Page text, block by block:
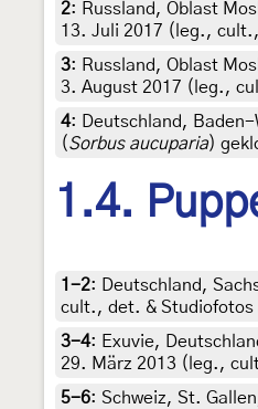
2: Russland, Oblast
13. Juli 2017 (leg.,
3: Russland, Oblast
3. August 2017 (leg.,
4:
Deutschland,
(Sorbus aucuparia)
1.4.
1-2: Deutschland,
cult., det. & Studiofotos
3-4: Exuvie,
29. März 2013 (leg.,
5-6: Schweiz, St.